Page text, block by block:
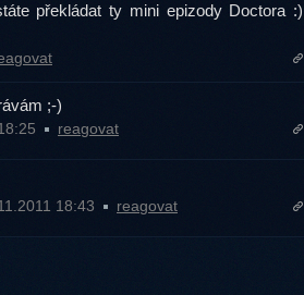
překládat ty mini epizody Doctora :)
;-)
reagovat
18:43 reagovat